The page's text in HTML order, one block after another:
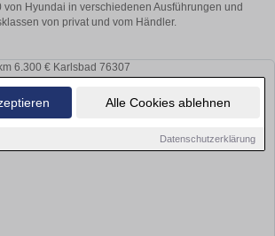
Alle Cookies ablehnen
Datenschutzerklärung
von Hyundai in verschiedenen Ausführungen und
von privat und vom Händler.